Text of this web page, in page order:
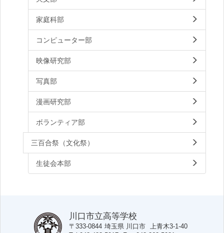
家庭科部
コンピューター部
映像研究部
写真部
漫画研究部
ボランティア部
三百合祭（文化祭）
生徒会本部
川口市立高等学校
〒333-0844 埼玉県 川口市 上青木3-1-40